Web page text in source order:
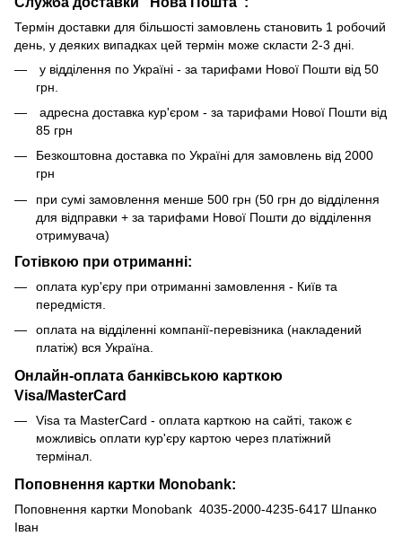
Термін доставки для більшості замовлень становить 1 робочий
день, у деяких випадках цей термін може скласти 2-3 дні.
у відділення по Україні - за тарифами Нової Пошти від 50
грн.
адресна доставка кур'єром - за тарифами Нової Пошти від
85 грн
Безкоштовна доставка по Україні для замовлень від 2000
грн
при сумі замовлення менше 500 грн (50 грн до відділення
для відправки + за тарифами Нової Пошти до відділення
отримувача)
Готівкою при отриманні:
оплата кур'єру при отриманні замовлення - Київ та
передмістя.
оплата на відділенні компанії-перевізника (накладений
платіж) вся Україна.
Онлайн-оплата банківською карткою
Visa/MasterCard
Visa та MasterCard - оплата карткою на сайті, також є
можливісь оплати кур'єру картою через платіжний
термінал.
Поповнення картки Monobank:
Поповнення картки Monobank 4035-2000-4235-6417 Шпанко
Іван